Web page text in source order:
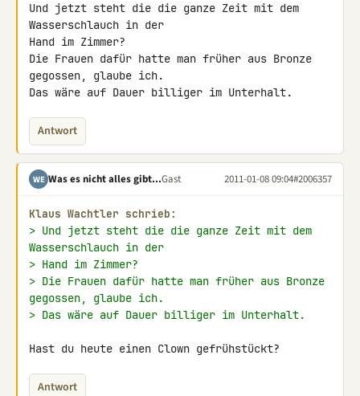
Und jetzt steht die die ganze Zeit mit dem
Wasserschlauch in der
Hand im Zimmer?
Die Frauen dafür hatte man früher aus Bronze
gegossen, glaube ich.
Das wäre auf Dauer billiger im Unterhalt.
Antwort
WE Was es nicht alles gibt...Gast 2011-01-08 09:04#2006357
Klaus Wachtler schrieb:
> Und jetzt steht die die ganze Zeit mit dem
Wasserschlauch in der
> Hand im Zimmer?
> Die Frauen dafür hatte man früher aus Bronze
gegossen, glaube ich.
> Das wäre auf Dauer billiger im Unterhalt.
Hast du heute einen Clown gefrühstückt?
Antwort